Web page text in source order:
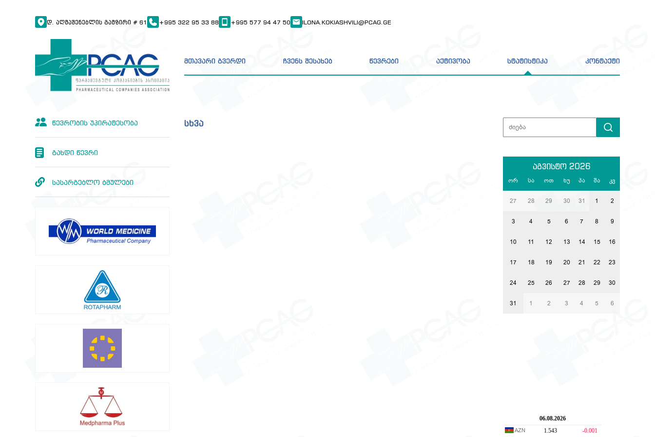
Დ. ᲐᲦᲛᲐᲨᲔᲜᲔᲑᲚᲘᲡ ᲒᲐᲛᲖᲘᲠᲘ # 61 +995 322 95 33 88 +995 577 94 47 50 ILONA.KOKIASHVILI@PCAG.GE
მთავარი გვერდი ჩვენს შესახებ წევრები აქტივობა სტატისტიკა კონტაქტი
წევრობის უპირატესობა
გახდი წევრი
სასარგებლო ბმულები
სხვა
აგვისტო 2026
ორ სა ოთ ხუ პა შა კვ
27 28 29 30 31 1 2
3 4 5 6 7 8 9
10 11 12 13 14 15 16
17 18 19 20 21 22 23
24 25 26 27 28 29 30
31 1 2 3 4 5 6
06.08.2026
AZN 1.543 -0.001